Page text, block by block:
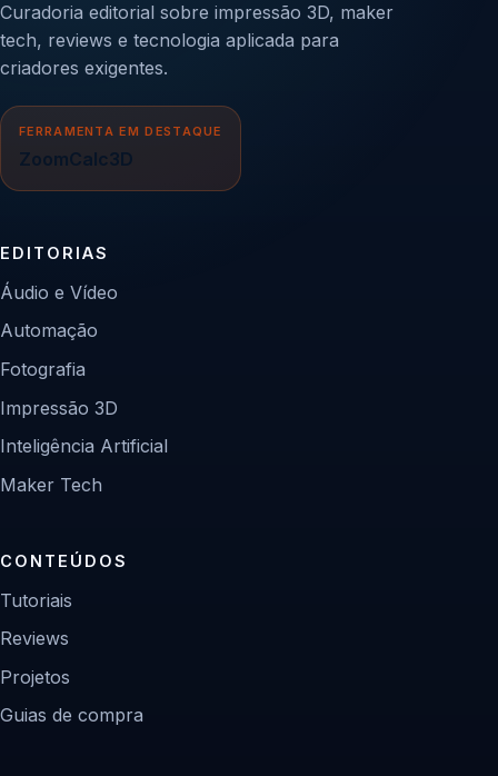
Curadoria editorial sobre impressão 3D, maker
tech, reviews e tecnologia aplicada para
criadores exigentes.
FERRAMENTA EM DESTAQUE
ZoomCalc3D
EDITORIAS
Áudio e Vídeo
Automação
Fotografia
Impressão 3D
Inteligência Artificial
Maker Tech
CONTEÚDOS
Tutoriais
Reviews
Projetos
Guias de compra